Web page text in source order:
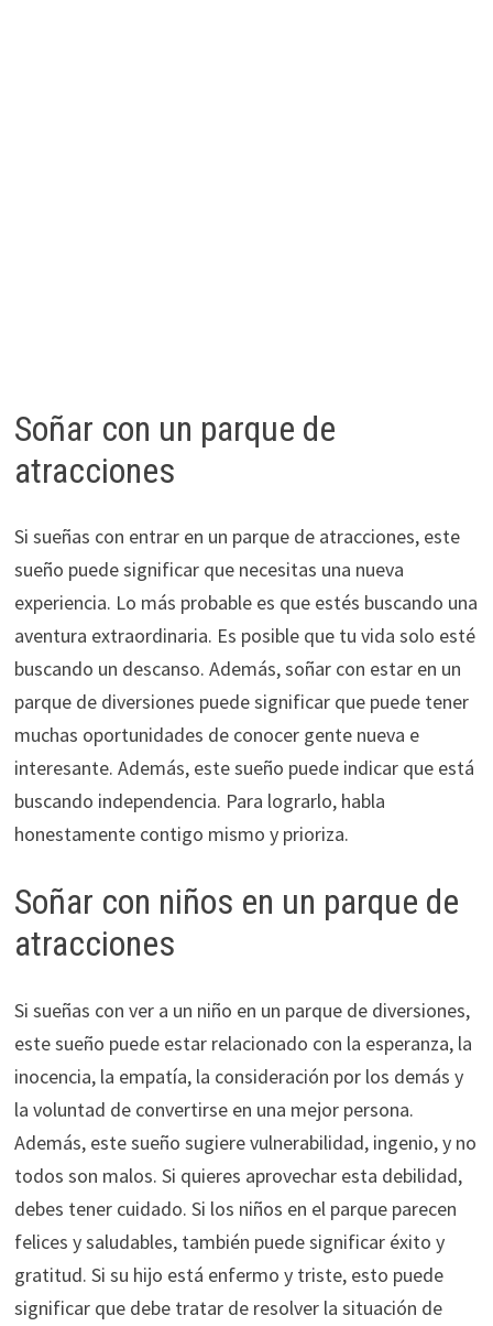
Soñar con un parque de
atracciones
Si sueñas con entrar en un parque de atracciones, este
sueño puede significar que necesitas una nueva
experiencia. Lo más probable es que estés buscando una
aventura extraordinaria. Es posible que tu vida solo esté
buscando un descanso. Además, soñar con estar en un
parque de diversiones puede significar que puede tener
muchas oportunidades de conocer gente nueva e
interesante. Además, este sueño puede indicar que está
buscando independencia. Para lograrlo, habla
honestamente contigo mismo y prioriza.
Soñar con niños en un parque de
atracciones
Si sueñas con ver a un niño en un parque de diversiones,
este sueño puede estar relacionado con la esperanza, la
inocencia, la empatía, la consideración por los demás y
la voluntad de convertirse en una mejor persona.
Además, este sueño sugiere vulnerabilidad, ingenio, y no
todos son malos. Si quieres aprovechar esta debilidad,
debes tener cuidado. Si los niños en el parque parecen
felices y saludables, también puede significar éxito y
gratitud. Si su hijo está enfermo y triste, esto puede
significar que debe tratar de resolver la situación de